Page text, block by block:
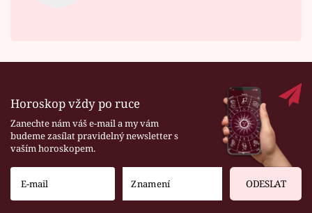
Horoskop vždy po ruce
Zanechte nám váš e-mail a my vám
budeme zasílat pravidelný newsletter s
vaším horoskopem.
ODESLAT